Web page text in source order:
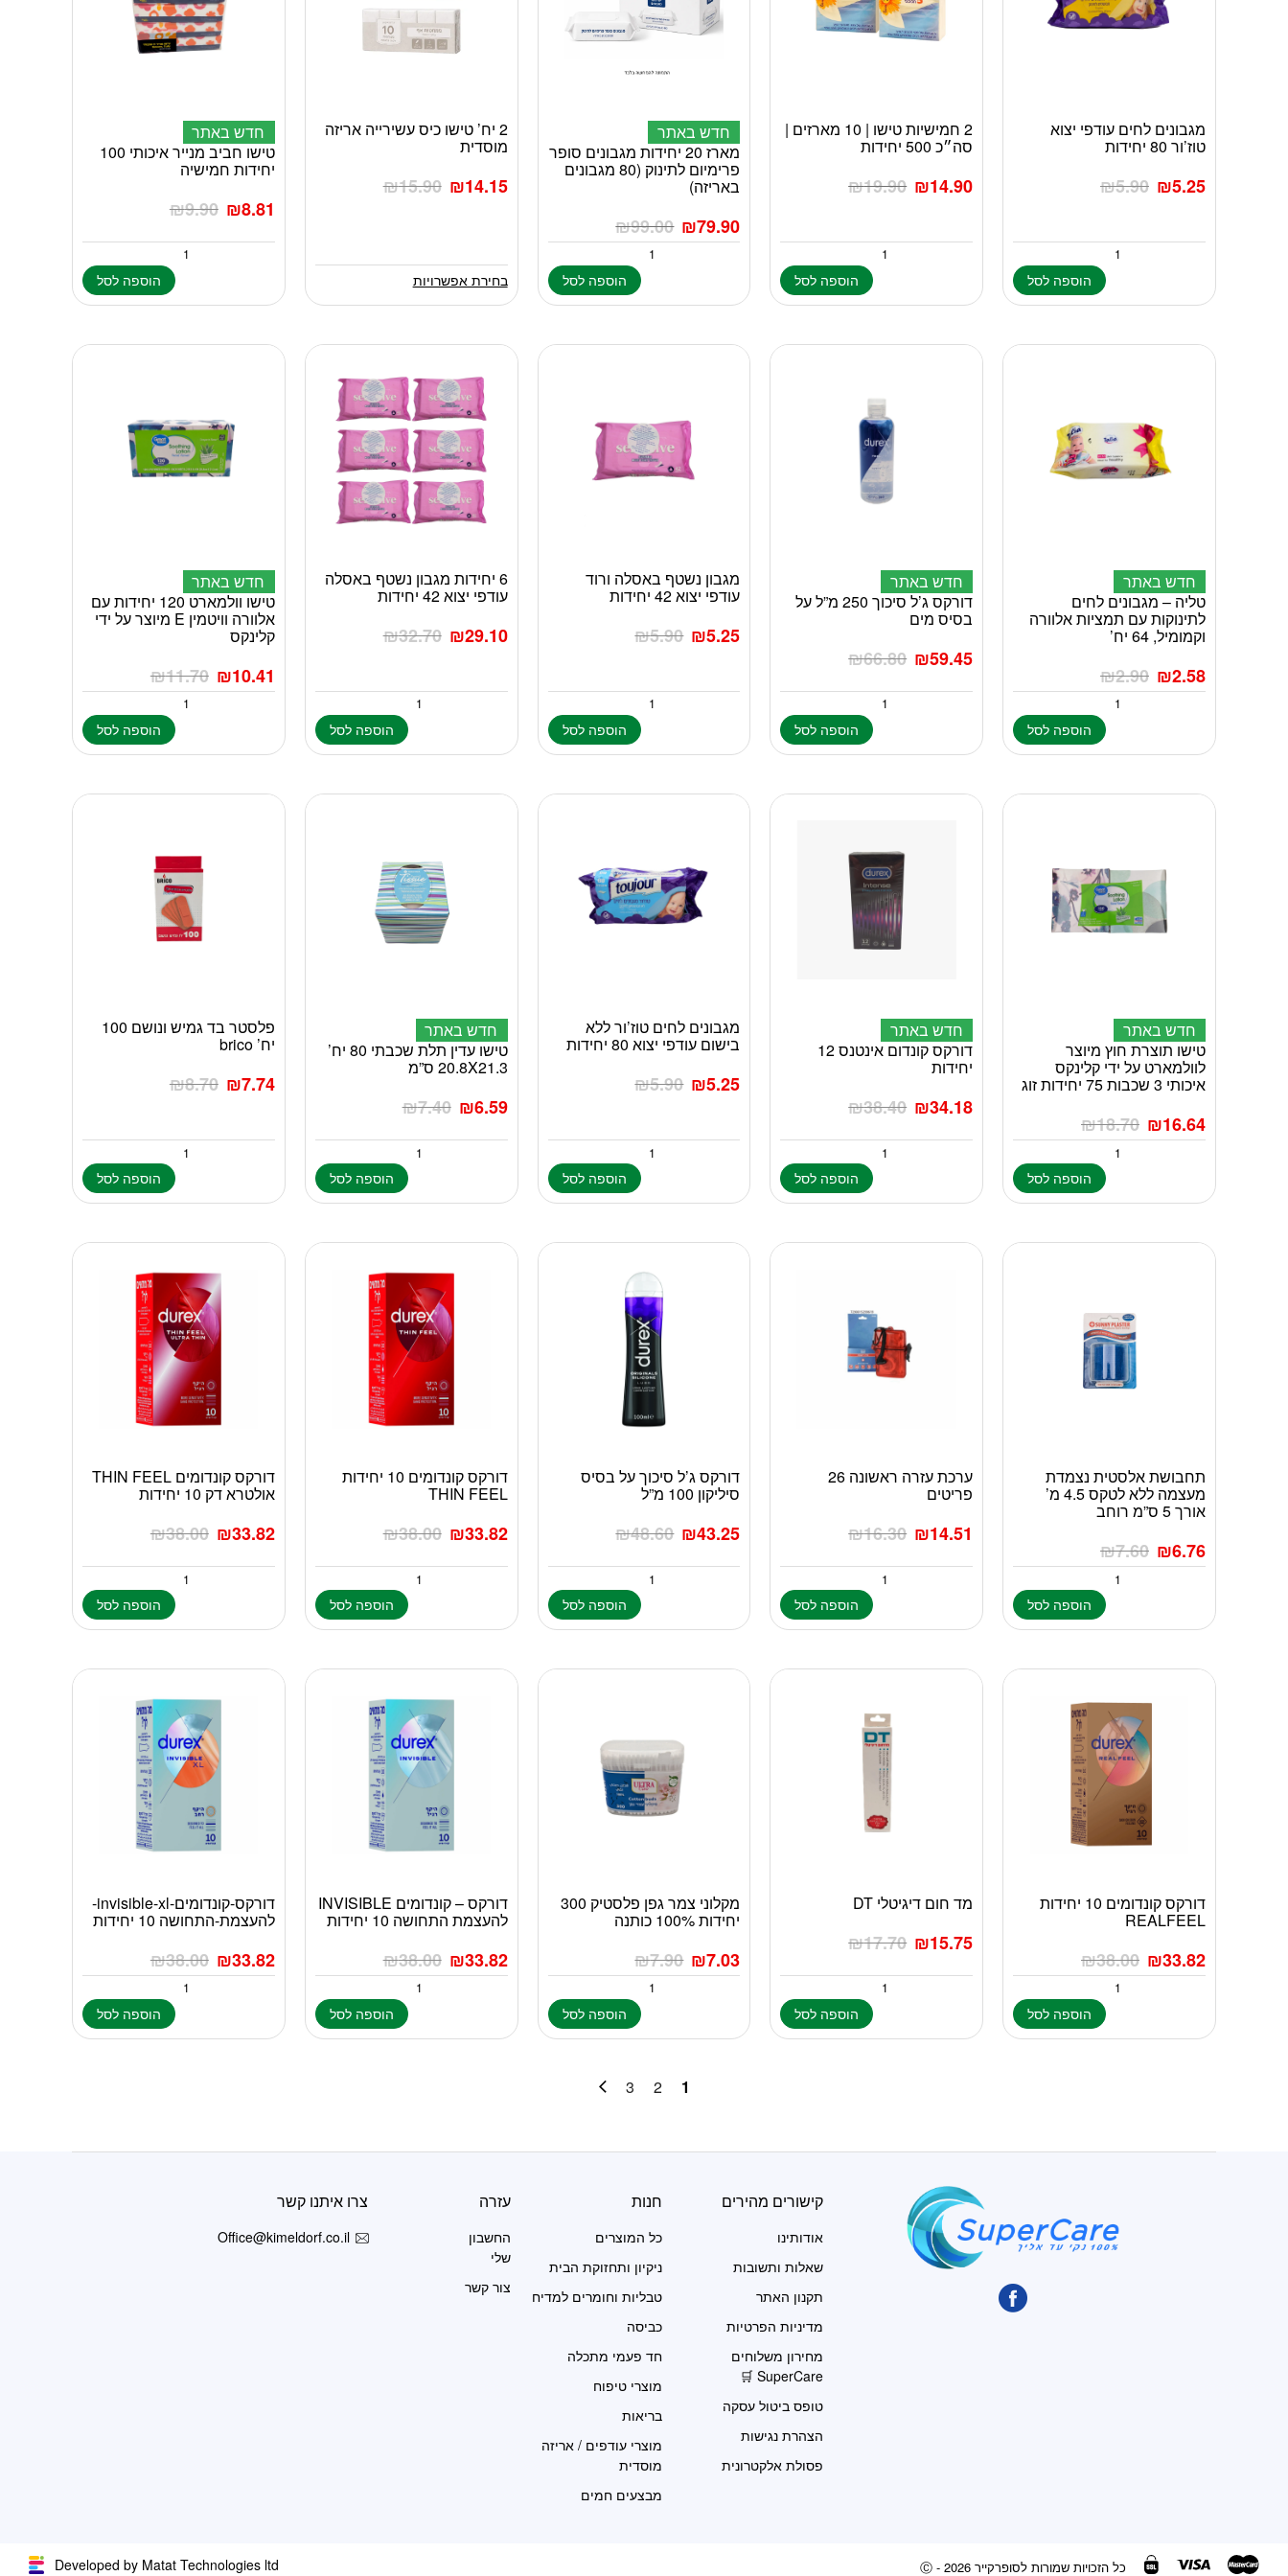
מגבונים לחים עודפי יצוא
טוז’ור 80 יחידות
₪5.90 ₪5.25
הוספה לסל
2 חמישיות טישו | 10 מארזים |
סה״כ 500 יחידות
₪19.90 ₪14.90
הוספה לסל
חדש באתר
מארז 20 יחידות מגבונים סופר
פרימיום לתינוק (80 מגבונים
באריזה)
₪99.00 ₪79.90
הוספה לסל
2 יח’ טישו כיס עשירייה אריזה
מוסדית
₪15.90 ₪14.15
למוצר
זה
מספר
את
האפשרויות
בעמוד
בחירת אפשרויות
חדש באתר
טישו חביב מנייר איכותי 100
יחידות חמישיה
₪9.90 ₪8.81
הוספה לסל
חדש באתר
טליה – מגבונים לחים
לתינוקות עם תמציות אלוורה
וקמומיל, 64 יח’
₪2.90 ₪2.58
הוספה לסל
חדש באתר
דורקס ג’ל סיכוך 250 מ”ל על
בסיס מים
₪66.80 ₪59.45
הוספה לסל
מגבון נשטף באסלה ורוד
עודפי יצוא 42 יחידות
₪5.90 ₪5.25
הוספה לסל
6 יחידות מגבון נשטף באסלה
עודפי יצוא 42 יחידות
₪32.70 ₪29.10
הוספה לסל
חדש באתר
טישו וולמארט 120 יחידות עם
אלוורה וויטמין E מיוצר על ידי
קלינקס
₪11.70 ₪10.41
הוספה לסל
חדש באתר
טישו תוצרת חוץ מיוצר
לוולמארט על ידי קלינקס
איכותי 3 שכבות 75 יחידות זוג
₪18.70 ₪16.64
הוספה לסל
חדש באתר
דורקס קונדום אינטנס 12
יחידות
₪38.40 ₪34.18
הוספה לסל
מגבונים לחים טוז’ור ללא
בישום עודפי יצוא 80 יחידות
₪5.90 ₪5.25
הוספה לסל
חדש באתר
טישו עדין תלת שכבתי 80 יח’
20.8X21.3 ס”מ
₪7.40 ₪6.59
הוספה לסל
פלסטר בד גמיש ונושם 100
יח’ brico
₪8.70 ₪7.74
הוספה לסל
תחבושת אלסטית נצמדת
מעצמה ללא לטקס 4.5 מ’
אורך 5 ס”מ רוחב
₪7.60 ₪6.76
הוספה לסל
ערכת עזרה ראשונה 26
פריטים
₪16.30 ₪14.51
הוספה לסל
דורקס ג’ל סיכוך על בסיס
סיליקון 100 מ”ל
₪48.60 ₪43.25
הוספה לסל
דורקס קונדומים 10 יחידות
THIN FEEL
₪38.00 ₪33.82
הוספה לסל
דורקס קונדומים THIN FEEL
אולטרא דק 10 יחידות
₪38.00 ₪33.82
הוספה לסל
דורקס קונדומים 10 יחידות
REALFEEL
₪38.00 ₪33.82
הוספה לסל
מד חום דיגיטלי DT
₪17.70 ₪15.75
הוספה לסל
מקלוני צמר גפן פלסטיק 300
יחידות 100% כותנה
₪7.90 ₪7.03
הוספה לסל
דורקס – קונדומים INVISIBLE
להעצמת התחושה 10 יחידות
₪38.00 ₪33.82
הוספה לסל
דורקס-קונדומים-invisible-xl-
להעצמת-התחושה 10 יחידות
₪38.00 ₪33.82
הוספה לסל
1
2
3
קישורים מהירים
אודותינו
שאלות ותשובות
תקנון האתר
מדיניות הפרטיות
מחירון משלוחים
SuperCare 🛒
טופס ביטול עסקה
הצהרת נגישות
פסולת אלקטרונית
חנות
כל המוצרים
ניקיון ותחזוקת הבית
טבליות וחומרים למדיח
כביסה
חד פעמי מתכלה
מוצרי טיפוח
בריאות
מוצרי עודפים / אריזה
מוסדית
מבצעים חמים
עזרה
החשבון
שלי
צור קשר
צרו איתנו קשר
Office@kimeldorf.co.il
Developed by Matat Technologies ltd Ⓒ - כל הזכויות שמורות לסופרקייר 2026